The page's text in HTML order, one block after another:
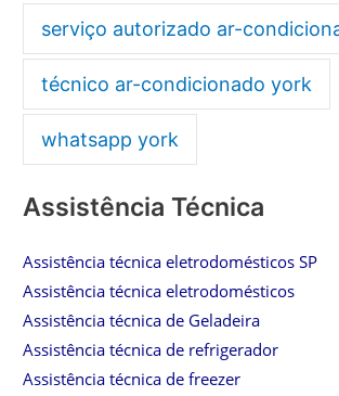
serviço autorizado ar-
técnico ar-condicionado york
whatsapp york
Assistência Técnica
Assistência técnica eletrodomésticos SP
Assistência técnica eletrodomésticos
Assistência técnica de Geladeira
Assistência técnica de refrigerador
Assistência técnica de freezer